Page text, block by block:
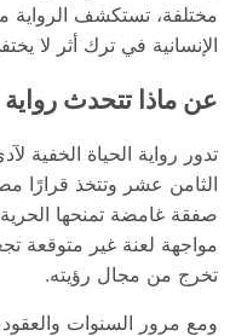
مختلفة، تستكشف الرواية
الإنسانية في ترك أثر لا
عن ماذا تتحدث رواية
تدور رواية الحياة الخفية
الثامن عشر وتتخذ قرارًا
صفقة غامضة تمنحها
مواجهة لعنة غير متوقعة
تخرج من مجال رؤيته.
ومع مرور السنوات